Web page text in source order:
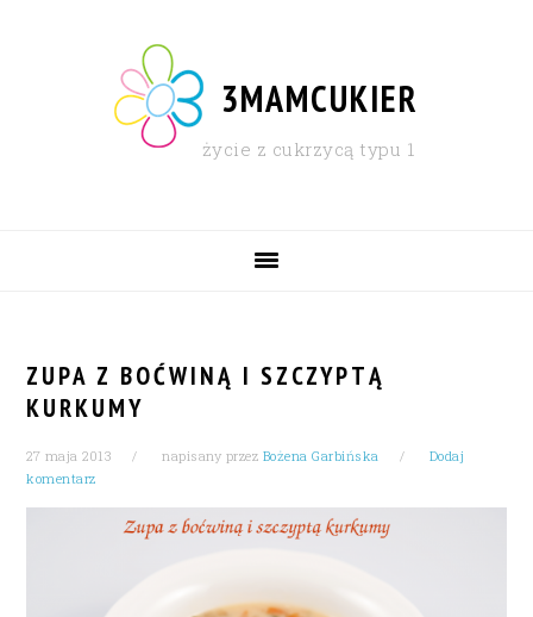
3MAMCUKIER
życie z cukrzycą typu 1
ZUPA Z BOĆWINĄ I SZCZYPTĄ
KURKUMY
27 maja 2013 napisany przez Bożena Garbińska
Dodaj
komentarz